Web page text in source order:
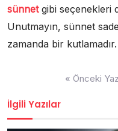
sünnetgibi seçenekleri
Unutmayın, sünnet
zamanda bir kutlamadır.
« Önceki
İlgili Yazılar